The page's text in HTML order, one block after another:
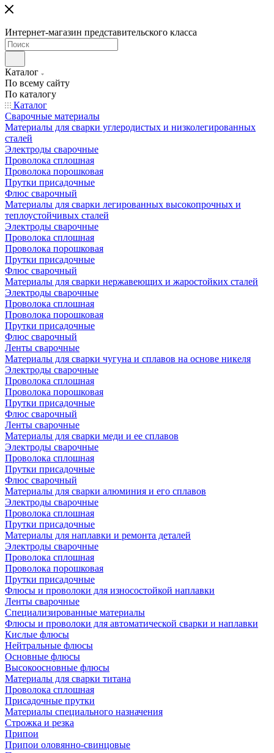
Интернет-магазин представительского класса
Каталог
По всему сайту
По каталогу
Каталог
Сварочные материалы
Материалы для сварки углеродистых и низколегированных
сталей
Электроды сварочные
Проволока сплошная
Проволока порошковая
Прутки присадочные
Флюс сварочный
Материалы для сварки легированных высокопрочных и
теплоустойчивых сталей
Электроды сварочные
Проволока сплошная
Проволока порошковая
Прутки присадочные
Флюс сварочный
Материалы для сварки нержавеющих и жаростойких сталей
Электроды сварочные
Проволока сплошная
Проволока порошковая
Прутки присадочные
Флюс сварочный
Ленты сварочные
Материалы для сварки чугуна и сплавов на основе никеля
Электроды сварочные
Проволока сплошная
Проволока порошковая
Прутки присадочные
Флюс сварочный
Ленты сварочные
Материалы для сварки меди и ее сплавов
Электроды сварочные
Проволока сплошная
Прутки присадочные
Флюс сварочный
Материалы для сварки алюминия и его сплавов
Электроды сварочные
Проволока сплошная
Прутки присадочные
Материалы для наплавки и ремонта деталей
Электроды сварочные
Проволока сплошная
Проволока порошковая
Прутки присадочные
Флюсы и проволоки для износостойкой наплавки
Ленты сварочные
Специализированные материалы
Флюсы и проволоки для автоматической сварки и наплавки
Кислые флюсы
Нейтральные флюсы
Основные флюсы
Высокоосновные флюсы
Материалы для сварки титана
Проволока сплошная
Присадочные прутки
Материалы специального назначения
Строжка и резка
Припои
Припои оловянно-свинцовые